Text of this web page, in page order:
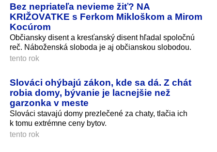
Bez nepriateľa nevieme žiť? NA
KRIŽOVATKE s Ferkom Mikloškom a Mirom
Kocúrom
Občiansky disent a kresťanský disent hľadal spoločnú
reč. Náboženská sloboda je aj občianskou slobodou.
tento rok
Slováci ohýbajú zákon, kde sa dá. Z chát
robia domy, bývanie je lacnejšie než
garzonka v meste
Slováci stavajú domy prezlečené za chaty, tlačia ich
k tomu extrémne ceny bytov.
tento rok